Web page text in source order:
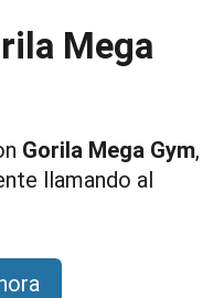
Mega
Gorila Mega Gym,
llamando al